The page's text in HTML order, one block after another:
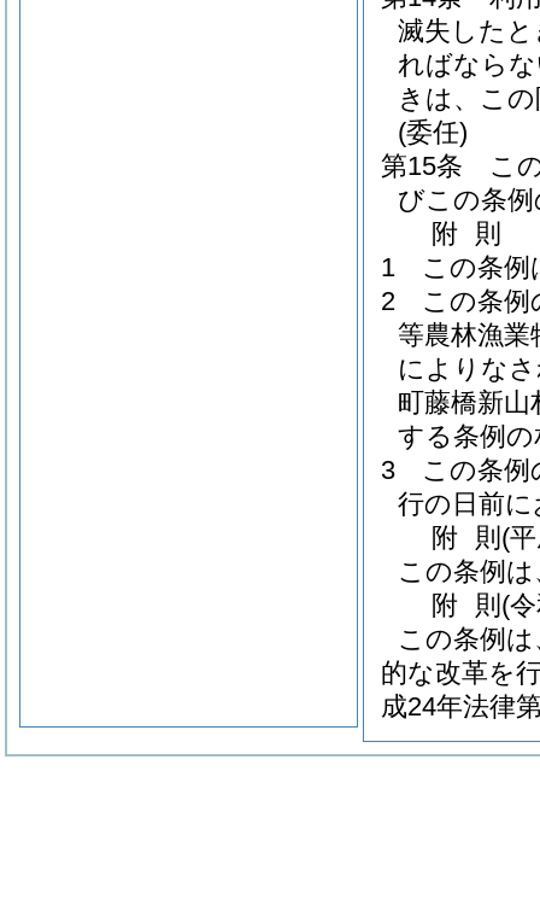
滅失した
ればなら
きは、こ
(委任)
第15条
こ
びこの条
附 則
1
この条例
2
この条例
等農林漁業
によりな
町藤橋新
する条例
3
この条例
行の日前
附 則 (
この条例
附 則 (
この条例
的な改革を
成24年法律